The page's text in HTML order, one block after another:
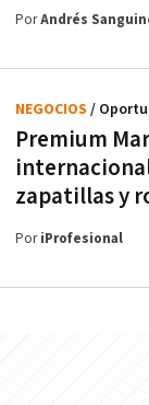
PorAndrés
Premium
zapatillas y
NEGOCIOS /
PoriProfesional